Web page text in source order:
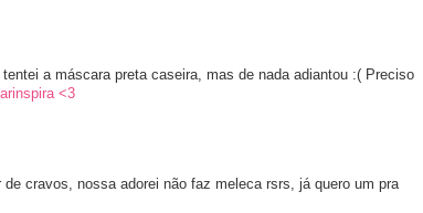
a máscara preta caseira, mas de nada adiantou :( Preciso
<3
de cravos, nossa adorei não faz meleca rsrs, já quero um pra